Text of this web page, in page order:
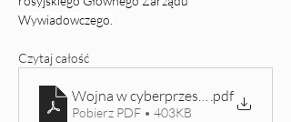
Wywiadowczego.
Czytaj całość
Wojna w cyberprzestrzeni_
.pdf
Pobierz PDF • 403KB